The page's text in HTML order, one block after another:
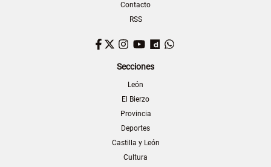
Contacto
RSS
Facebook
TwitterInstagram
YouTubeDailymotion
Secciones
León
El Bierzo
Provincia
Deportes
Castilla y León
Cultura